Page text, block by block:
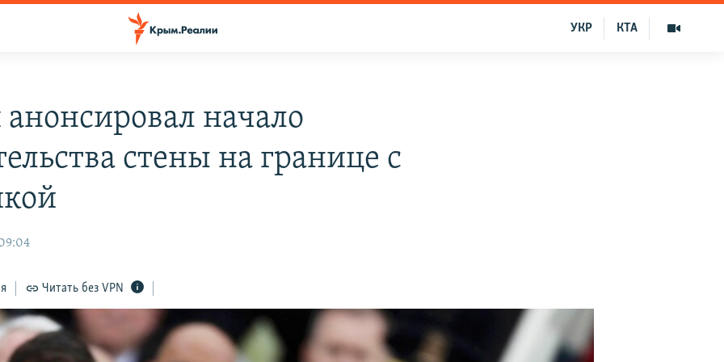
КТА
УКР
начало
стены на границе с
Читать без VPN